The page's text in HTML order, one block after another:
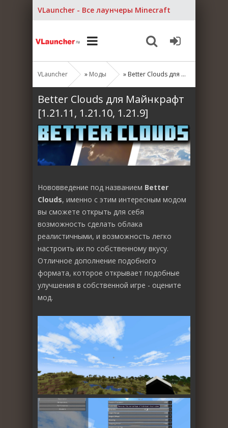
VLauncher - Все лаунчеры Minecraft
VLauncher » Моды » Better Clouds для Майнкрафт [1.21.11, 1.21.10, 1.21.9]
Better Clouds для Майнкрафт
[1.21.11, 1.21.10, 1.21.9]
Нововведение под названием Better
Clouds, именно с этим интересным модом
вы сможете открыть для себя
возможность сделать облака
реалистичными, и возможность легко
настроить их по собственному вкусу.
Отличное дополнение подобного
формата, которое открывает подобные
улучшения в собственной игре - оцените
мод.